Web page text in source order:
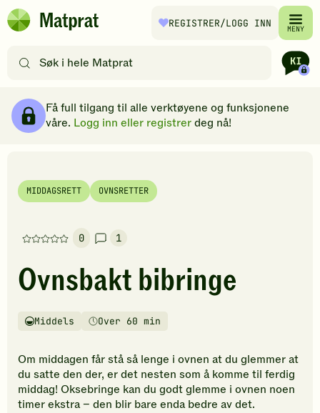
Hopp til hovedinnhold
Matprat
REGISTRER/LOGG INN MENY
etter
filtre
Få full tilgang til alle verktøyene og funksjonene
våre. Logg inn eller registrerdeg nå!
MIDDAGSRETT OVNSRETTER
0
Denne
har
foreløpig
vurderinger.
den
første
til
å
1
Ovnsbakt bibringe
Vanskelighetsgrad
Middels
TilberedningstidOver 60 min
Om middagen får stå så lenge i ovnen at du glemmer at
du satte den der, er det nesten som å komme til ferdig
middag! Oksebringe kan du godt glemme i ovnen noen
timer ekstra – den blir bare enda bedre av det.